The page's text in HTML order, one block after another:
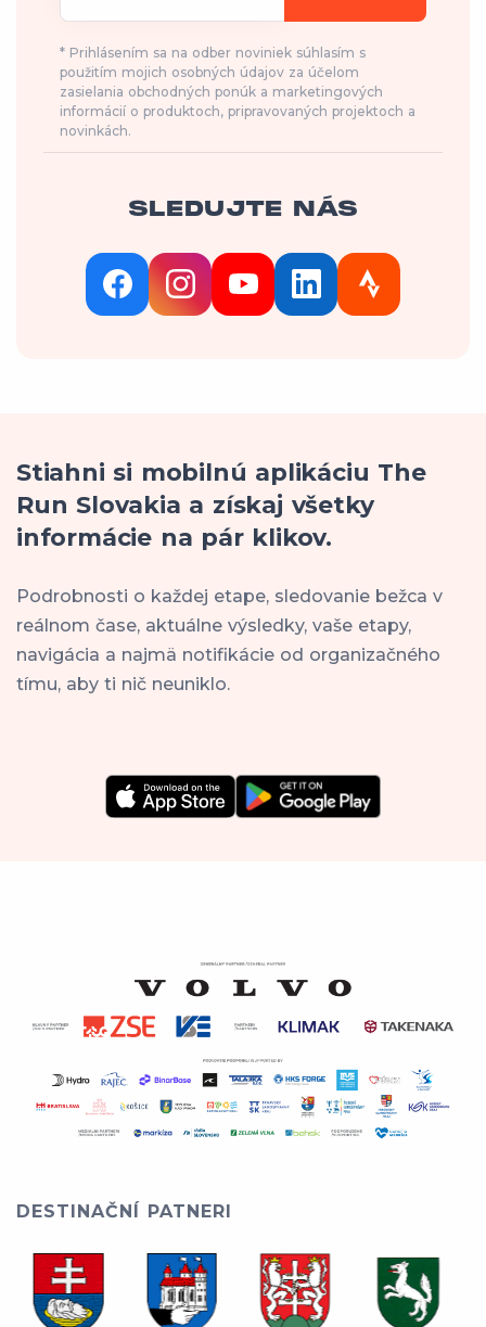
* Prihlásením sa na odber noviniek súhlasím s
použitím mojich osobných údajov za účelom
zasielania obchodných ponúk a marketingových
informácií o produktoch, pripravovaných projektoch a
novinkách.
SLEDUJTE NÁS
Stiahni si mobilnú aplikáciu The
Run Slovakia a získaj všetky
informácie na pár klikov.
Podrobnosti o každej etape, sledovanie bežca v
reálnom čase, aktuálne výsledky, vaše etapy,
navigácia a najmä notifikácie od organizačného
tímu, aby ti nič neuniklo.
DESTINAČNÍ PATNERI